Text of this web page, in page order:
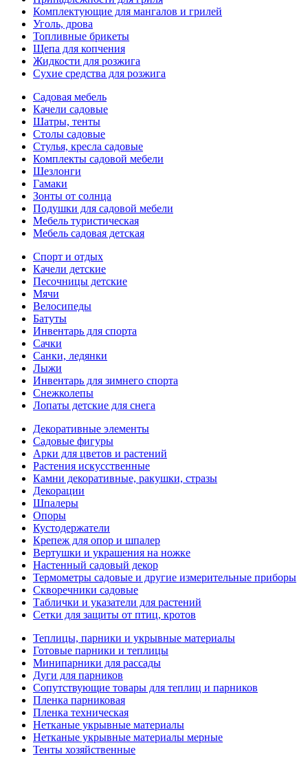
Комплектующие для мангалов и грилей
Уголь, дрова
Топливные брикеты
Щепа для копчения
Жидкости для розжига
Сухие средства для розжига
Садовая мебель
Качели садовые
Шатры, тенты
Столы садовые
Стулья, кресла садовые
Комплекты садовой мебели
Шезлонги
Гамаки
Зонты от солнца
Подушки для садовой мебели
Мебель туристическая
Мебель садовая детская
Спорт и отдых
Качели детские
Песочницы детские
Мячи
Велосипеды
Батуты
Инвентарь для спорта
Сачки
Санки, ледянки
Лыжи
Инвентарь для зимнего спорта
Снежколепы
Лопаты детские для снега
Декоративные элементы
Садовые фигуры
Арки для цветов и растений
Растения искусственные
Камни декоративные, ракушки, стразы
Декорации
Шпалеры
Опоры
Кустодержатели
Крепеж для опор и шпалер
Вертушки и украшения на ножке
Настенный садовый декор
Термометры садовые и другие измерительные приборы
Скворечники садовые
Таблички и указатели для растений
Сетки для защиты от птиц, кротов
Теплицы, парники и укрывные материалы
Готовые парники и теплицы
Минипарники для рассады
Дуги для парников
Сопутствующие товары для теплиц и парников
Пленка парниковая
Пленка техническая
Нетканые укрывные материалы
Нетканые укрывные материалы мерные
Тенты хозяйственные